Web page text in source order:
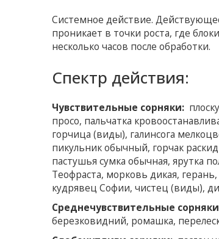
Системное действие.
проникает в точки роста, где
несколько часов после обработки.
Спектр действия:
Чувствительные сорняки:
просо, пальчатка
горчица (виды), галинсога
пикульник обычный, горчак
пастушья сумка обычная, ярутка
Теофраста, морковь дикая,
кудрявец Софии, чистец (виды),
Среднечувствительные
березковидний, ромашка,